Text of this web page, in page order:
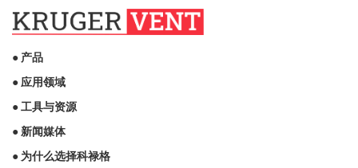
● 产品
● 应用领域
● 工具与资源
● 新闻媒体
● 为什么选择科禄格